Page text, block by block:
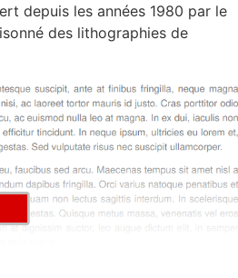
depuis les années 1980 par le
des lithographies de